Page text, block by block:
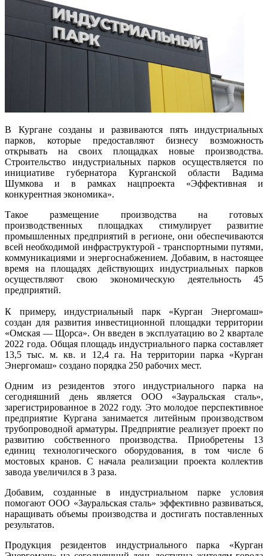
В Кургане созданы и развиваются пять индустриальных
парков, которые предоставляют бизнесу возможность
открывать на своих площадках новые производства.
Строительство индустриальных парков осуществляется по
инициативе губернатора Курганской области Вадима
Шумкова и в рамках нацпроекта «Эффективная и
конкурентная экономика».
Такое размещение производства на готовых
производственных площадках стимулирует развитие
промышленных предприятий в регионе, они обеспечиваются
всей необходимой инфраструктурой - транспортными путями,
коммуникациями и энергоснабжением. Добавим, в настоящее
время на площадях действующих индустриальных парков
осуществляют свою экономическую деятельность 45
предприятий.
К примеру, индустриальный парк «Курган Энергомаш»
создан для развития инвестиционной площадки территории
«Омская — Щорса». Он введен в эксплуатацию во 2 квартале
2022 года. Общая площадь индустриального парка составляет
13,5 тыс. м. кв. и 12,4 га. На территории парка «Курган
Энергомаш» создано порядка 250 рабочих мест.
Одним из резидентов этого индустриального парка на
сегодняшний день является ООО «Зауральская сталь»,
зарегистрированное в 2022 году. Это молодое перспективное
предприятие Кургана занимается литейным производством
трубопроводной арматуры. Предприятие реализует проект по
развитию собственного производства. Приобретены 13
единиц технологического оборудования, в том числе 6
мостовых кранов. С начала реализации проекта коллектив
завода увеличился в 3 раза.
Добавим, созданные в индустриальном парке условия
помогают ООО «Зауральская сталь» эффективно развиваться,
наращивать объемы производства и достигать поставленных
результатов.
Продукция резидентов индустриального парка «Курган